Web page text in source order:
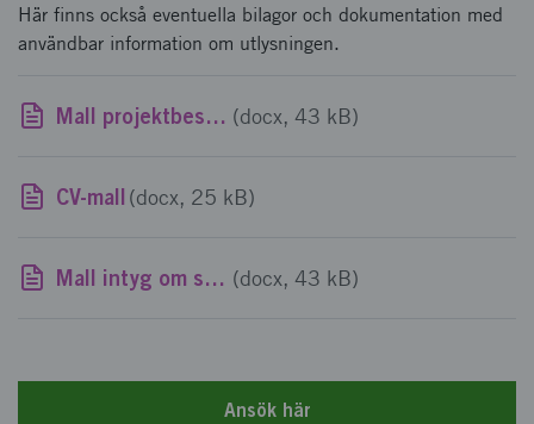
Här finns också eventuella bilagor och dokumentation med
användbar information om utlysningen.
Mall projektbeskrivning policy och strategi batteriområdet (docx, 43 kB)
CV-mall (docx, 25 kB)
Mall intyg om stöd av mindre betydelse (docx, 43 kB)
Ansök här